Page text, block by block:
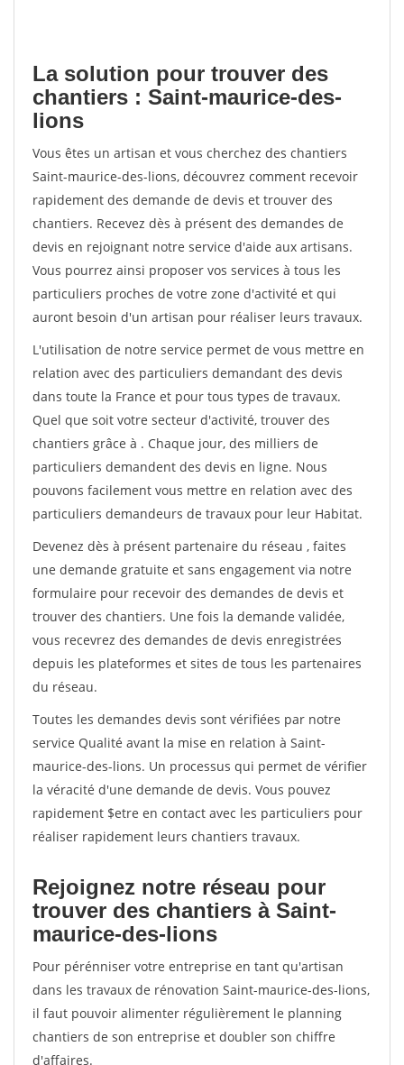
La solution pour trouver des
chantiers : Saint-maurice-des-
lions
Vous êtes un artisan et vous cherchez des chantiers
Saint-maurice-des-lions, découvrez comment recevoir
rapidement des demande de devis et trouver des
chantiers. Recevez dès à présent des demandes de
devis en rejoignant notre service d'aide aux artisans.
Vous pourrez ainsi proposer vos services à tous les
particuliers proches de votre zone d'activité et qui
auront besoin d'un artisan pour réaliser leurs travaux.
L'utilisation de notre service permet de vous mettre en
relation avec des particuliers demandant des devis
dans toute la France et pour tous types de travaux.
Quel que soit votre secteur d'activité, trouver des
chantiers grâce à . Chaque jour, des milliers de
particuliers demandent des devis en ligne. Nous
pouvons facilement vous mettre en relation avec des
particuliers demandeurs de travaux pour leur Habitat.
Devenez dès à présent partenaire du réseau , faites
une demande gratuite et sans engagement via notre
formulaire pour recevoir des demandes de devis et
trouver des chantiers. Une fois la demande validée,
vous recevrez des demandes de devis enregistrées
depuis les plateformes et sites de tous les partenaires
du réseau.
Toutes les demandes devis sont vérifiées par notre
service Qualité avant la mise en relation à Saint-
maurice-des-lions. Un processus qui permet de vérifier
la véracité d'une demande de devis. Vous pouvez
rapidement $etre en contact avec les particuliers pour
réaliser rapidement leurs chantiers travaux.
Rejoignez notre réseau pour
trouver des chantiers à Saint-
maurice-des-lions
Pour pérénniser votre entreprise en tant qu'artisan
dans les travaux de rénovation Saint-maurice-des-lions,
il faut pouvoir alimenter régulièrement le planning
chantiers de son entreprise et doubler son chiffre
d'affaires.